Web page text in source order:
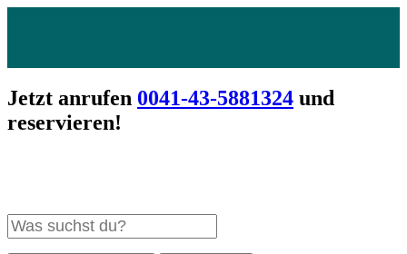
Jetzt anrufen 0041-43-5881324 und
reservieren!